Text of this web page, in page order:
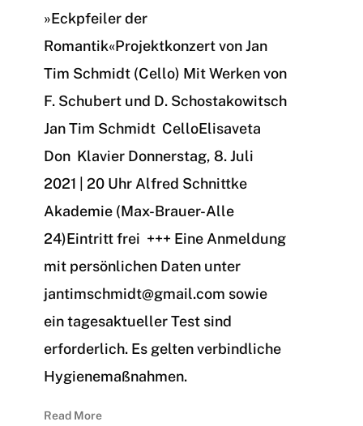
»Eckpfeiler der
Romantik«Projektkonzert von Jan
Tim Schmidt (Cello) Mit Werken von
F. Schubert und D. Schostakowitsch
Jan Tim Schmidt CelloElisaveta
Don Klavier Donnerstag, 8. Juli
2021 | 20 Uhr Alfred Schnittke
Akademie (Max-Brauer-Alle
24)Eintritt frei +++ Eine Anmeldung
mit persönlichen Daten unter
jantimschmidt@gmail.com sowie
ein tagesaktueller Test sind
erforderlich. Es gelten verbindliche
Hygienemaßnahmen.
Read More